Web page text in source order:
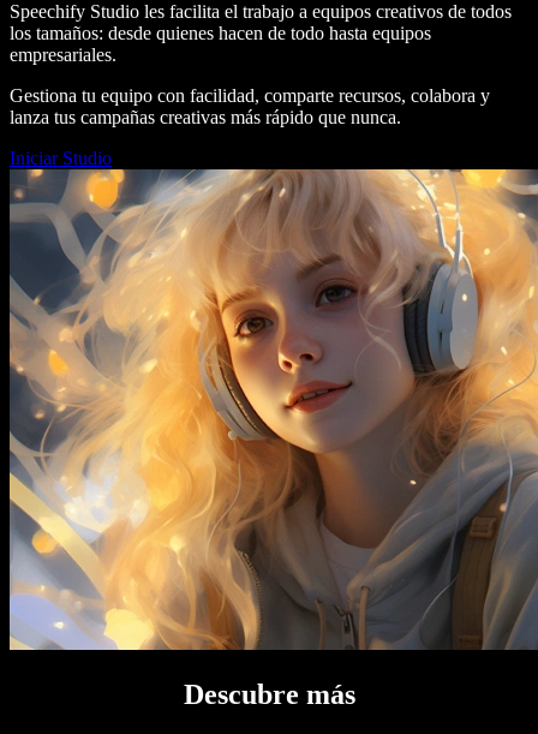
Speechify Studio les facilita el trabajo a equipos creativos de todos
los tamaños: desde quienes hacen de todo hasta equipos
empresariales.
Gestiona tu equipo con facilidad, comparte recursos, colabora y
lanza tus campañas creativas más rápido que nunca.
Iniciar Studio
Descubre más